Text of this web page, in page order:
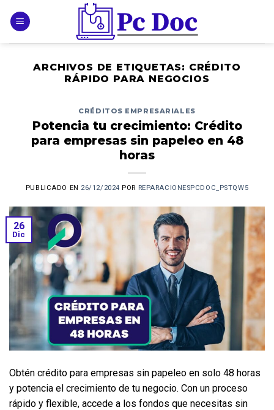
ARCHIVOS DE ETIQUETAS: CRÉDITO
RÁPIDO PARA NEGOCIOS
CRÉDITOS EMPRESARIALES
Potencia tu crecimiento: Crédito
para empresas sin papeleo en 48
horas
PUBLICADO EN 26/12/2024 POR REPARACIONESPCDOC_PSTQW5
26
Dic
Obtén crédito para empresas sin papeleo en solo 48 horas
y potencia el crecimiento de tu negocio. Con un proceso
rápido y flexible, accede a los fondos que necesitas sin